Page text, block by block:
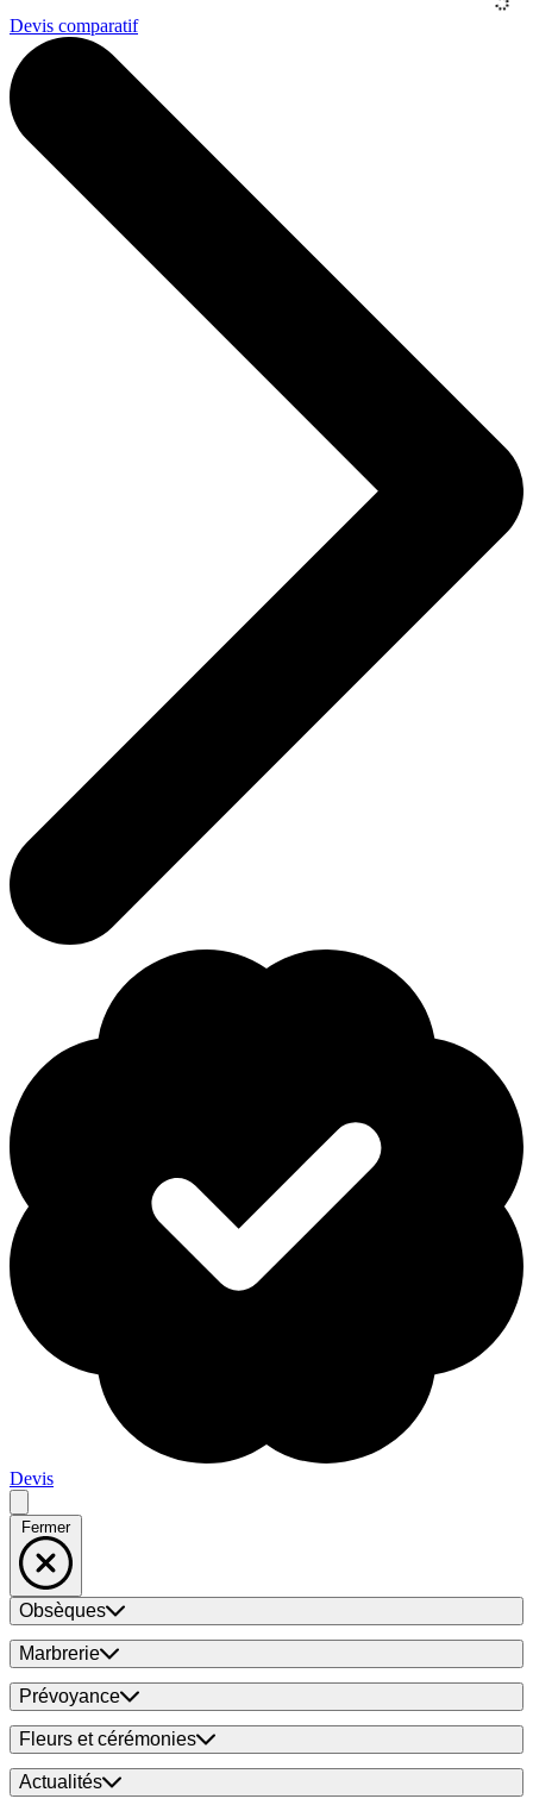
Devis comparatif
Devis
Fermer
Obsèques
Marbrerie
Prévoyance
Fleurs et cérémonies
Actualités